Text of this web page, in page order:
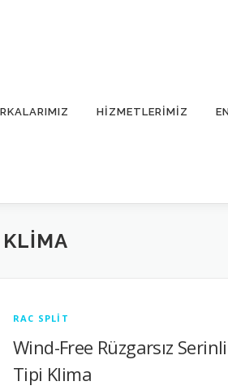
HIZMETLERIMIZ
RAC SPLİT
Wind-Free Rüzgarsız
Tipi Klima